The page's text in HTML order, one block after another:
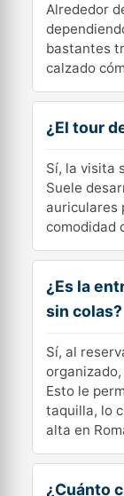
Alrededor
bastantes
calzado
¿El tour
Sí, la visita
Suele
auriculares
comodidad
¿Es la
sin colas?
Sí, al
Esto le
taquilla, lo
alta en
¿Cuánto